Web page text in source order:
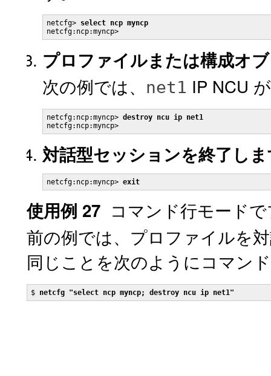
netcfg> select ncp myncp
プロファイルまたは構成オ
次の例では、 net1 IP NCU
netcfg:ncp:myncp> destroy ncu ip net1
対話型セッションを終了し
netcfg:ncp:myncp> exit
使用例 27 コマンド行モード
前の例では、プロファイルを
同じことを次のようにコマン
$ netcfg "select ncp myncp; destroy ncu ip net1"